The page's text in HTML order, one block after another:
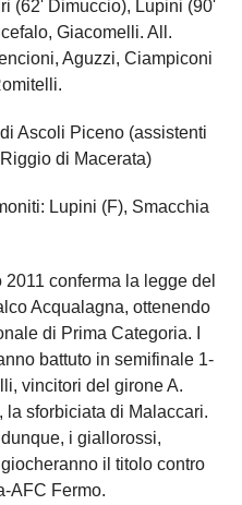
(62' Dimuccio), Lupini (90'
Giacomelli. All.
Aguzzi, Ciampiconi
Ascoli Piceno (assistenti
di Macerata)
Lupini (F), Smacchia
2011 conferma la legge del
Acqualagna, ottenendo
di Prima Categoria. I
battuto in semifinale 1-
vincitori del girone A.
la sforbiciata di Malaccari.
i giallorossi,
il titolo contro
AFC Fermo.